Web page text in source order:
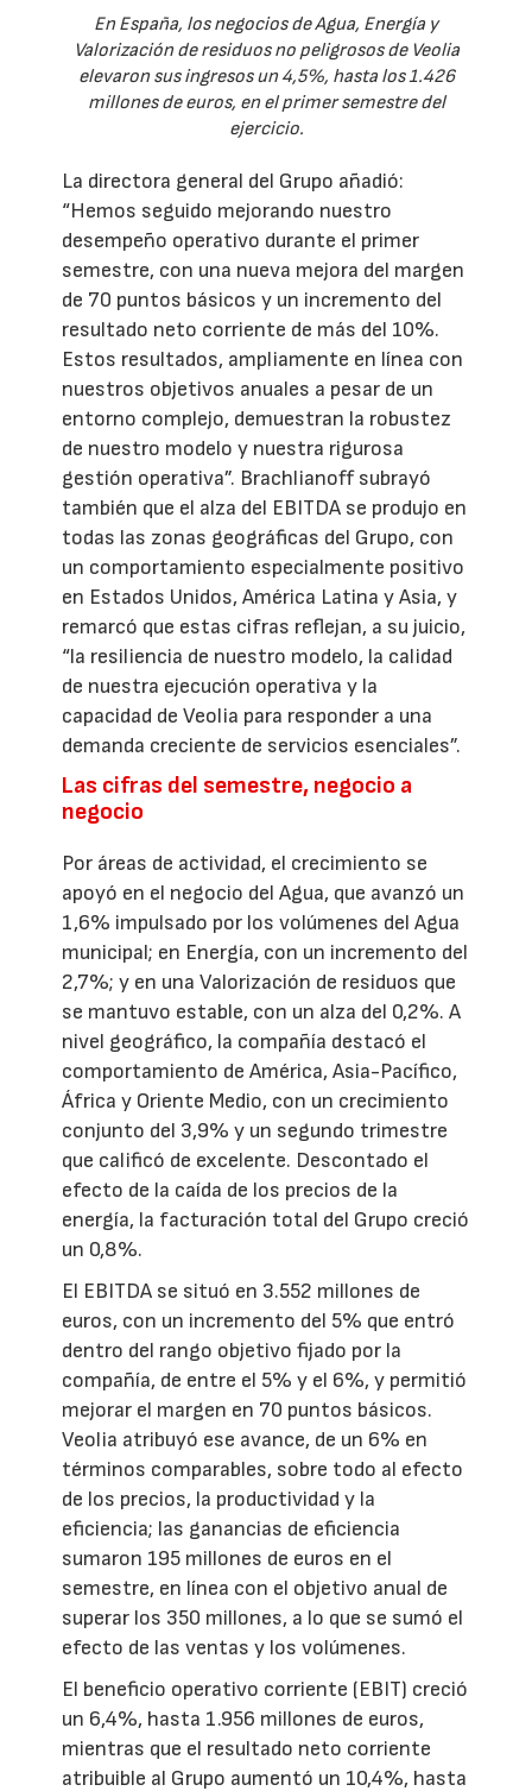
En España, los negocios de Agua, Energía y
Valorización de residuos no peligrosos de Veolia
elevaron sus ingresos un 4,5%, hasta los 1.426
millones de euros, en el primer semestre del
ejercicio.
La directora general del Grupo añadió:
“Hemos seguido mejorando nuestro
desempeño operativo durante el primer
semestre, con una nueva mejora del margen
de 70 puntos básicos y un incremento del
resultado neto corriente de más del 10%.
Estos resultados, ampliamente en línea con
nuestros objetivos anuales a pesar de un
entorno complejo, demuestran la robustez
de nuestro modelo y nuestra rigurosa
gestión operativa”. Brachlianoff subrayó
también que el alza del EBITDA se produjo en
todas las zonas geográficas del Grupo, con
un comportamiento especialmente positivo
en Estados Unidos, América Latina y Asia, y
remarcó que estas cifras reflejan, a su juicio,
“la resiliencia de nuestro modelo, la calidad
de nuestra ejecución operativa y la
capacidad de Veolia para responder a una
demanda creciente de servicios esenciales”.
Las cifras del semestre, negocio a
negocio
Por áreas de actividad, el crecimiento se
apoyó en el negocio del Agua, que avanzó un
1,6% impulsado por los volúmenes del Agua
municipal; en Energía, con un incremento del
2,7%; y en una Valorización de residuos que
se mantuvo estable, con un alza del 0,2%. A
nivel geográfico, la compañía destacó el
comportamiento de América, Asia-Pacífico,
África y Oriente Medio, con un crecimiento
conjunto del 3,9% y un segundo trimestre
que calificó de excelente. Descontado el
efecto de la caída de los precios de la
energía, la facturación total del Grupo creció
un 0,8%.
El EBITDA se situó en 3.552 millones de
euros, con un incremento del 5% que entró
dentro del rango objetivo fijado por la
compañía, de entre el 5% y el 6%, y permitió
mejorar el margen en 70 puntos básicos.
Veolia atribuyó ese avance, de un 6% en
términos comparables, sobre todo al efecto
de los precios, la productividad y la
eficiencia; las ganancias de eficiencia
sumaron 195 millones de euros en el
semestre, en línea con el objetivo anual de
superar los 350 millones, a lo que se sumó el
efecto de las ventas y los volúmenes.
El beneficio operativo corriente (EBIT) creció
un 6,4%, hasta 1.956 millones de euros,
mientras que el resultado neto corriente
atribuible al Grupo aumentó un 10,4%, hasta